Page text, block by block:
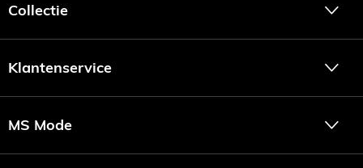
Collectie
Klantenservice
MS Mode